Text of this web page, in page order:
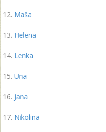
Maša
Helena
Lenka
Una
Jana
Nikolina